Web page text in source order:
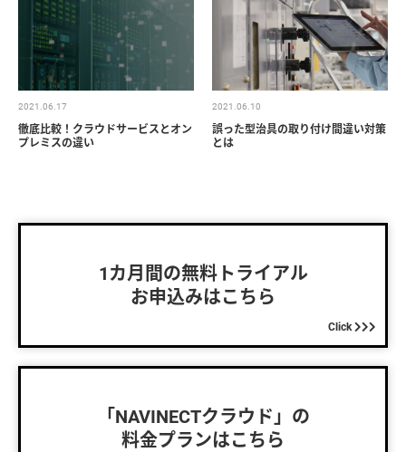
2021.06.17
徹底比較！クラウドサービスとオン
プレミスの違い
2021.06.10
誤った型治具の取り付け間違い対策
とは
1カ月間の無料トライアル
お申込みはこちら
Click
「NAVINECTクラウド」の
料金プランはこちら